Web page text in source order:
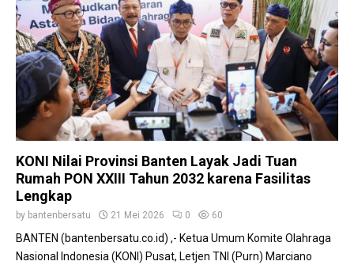
KONI Nilai Provinsi Banten Layak Jadi Tuan
Rumah PON XXIII Tahun 2032 karena Fasilitas
Lengkap
by bantenbersatu 21 Mei 2026 0 60
BANTEN (bantenbersatu.co.id) ,- Ketua Umum Komite Olahraga
Nasional Indonesia (KONI) Pusat, Letjen TNI (Purn) Marciano